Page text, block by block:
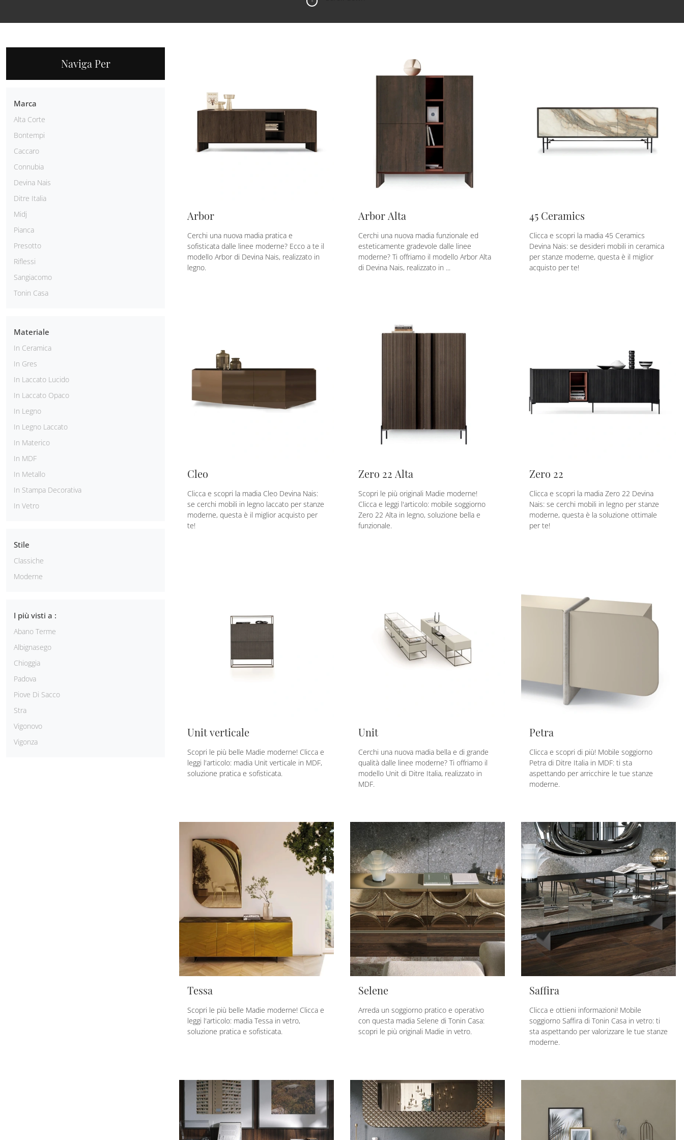
Naviga Per
Marca
Alta Corte
Bontempi
Caccaro
Connubia
Devina Nais
Ditre Italia
Midj
Pianca
Presotto
Riflessi
Sangiacomo
Tonin Casa
Materiale
In Ceramica
In Gres
In Laccato Lucido
In Laccato Opaco
In Legno
In Legno Laccato
In Materico
In MDF
In Metallo
In Stampa Decorativa
In Vetro
Stile
Classiche
Moderne
I più visti a :
Abano Terme
Albignasego
Chioggia
Padova
Piove Di Sacco
Stra
Vigonovo
Vigonza
Arbor
Cerchi una nuova madia pratica e
sofisticata dalle linee moderne? Ecco a te il
modello Arbor di Devina Nais, realizzato in
legno.
Arbor Alta
Cerchi una nuova madia funzionale ed
esteticamente gradevole dalle linee
moderne? Ti offriamo il modello Arbor Alta
di Devina Nais, realizzato in ...
45 Ceramics
Clicca e scopri la madia 45 Ceramics
Devina Nais: se desideri mobili in ceramica
per stanze moderne, questa è il miglior
acquisto per te!
Cleo
Clicca e scopri la madia Cleo Devina Nais:
se cerchi mobili in legno laccato per stanze
moderne, questa è il miglior acquisto per
te!
Zero 22 Alta
Scopri le più originali Madie moderne!
Clicca e leggi l'articolo: mobile soggiorno
Zero 22 Alta in legno, soluzione bella e
funzionale.
Zero 22
Clicca e scopri la madia Zero 22 Devina
Nais: se cerchi mobili in legno per stanze
moderne, questa è la soluzione ottimale
per te!
Unit verticale
Scopri le più belle Madie moderne! Clicca e
leggi l'articolo: madia Unit verticale in MDF,
soluzione pratica e sofisticata.
Unit
Cerchi una nuova madia bella e di grande
qualità dalle linee moderne? Ti offriamo il
modello Unit di Ditre Italia, realizzato in
MDF.
Petra
Clicca e scopri di più! Mobile soggiorno
Petra di Ditre Italia in MDF: ti sta
aspettando per arricchire le tue stanze
moderne.
Tessa
Scopri le più belle Madie moderne! Clicca e
leggi l'articolo: madia Tessa in vetro,
soluzione pratica e sofisticata.
Selene
Arreda un soggiorno pratico e operativo
con questa madia Selene di Tonin Casa:
scopri le più originali Madie in vetro.
Saffira
Clicca e ottieni informazioni! Mobile
soggiorno Saffira di Tonin Casa in vetro: ti
sta aspettando per valorizzare le tue stanze
moderne.